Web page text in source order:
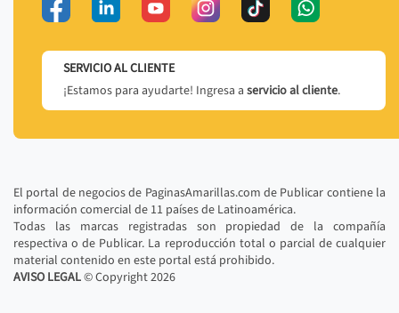
SERVICIO AL CLIENTE
¡Estamos para ayudarte! Ingresa a servicio al cliente.
El portal de negocios de PaginasAmarillas.com de Publicar contiene la
información comercial de 11 países de Latinoamérica.
Todas las marcas registradas son propiedad de la compañía
respectiva o de Publicar. La reproducción total o parcial de cualquier
material contenido en este portal está prohibido.
AVISO LEGAL© Copyright2026